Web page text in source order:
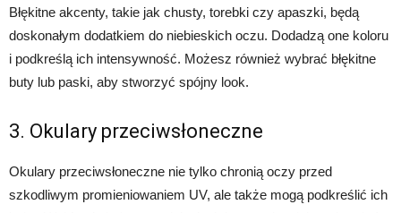
Błękitne akcenty, takie jak chusty, torebki czy apaszki, będą
doskonałym dodatkiem do niebieskich oczu. Dodadzą one koloru
i podkreślą ich intensywność. Możesz również wybrać błękitne
buty lub paski, aby stworzyć spójny look.
3. Okulary przeciwsłoneczne
Okulary przeciwsłoneczne nie tylko chronią oczy przed
szkodliwym promieniowaniem UV, ale także mogą podkreślić ich